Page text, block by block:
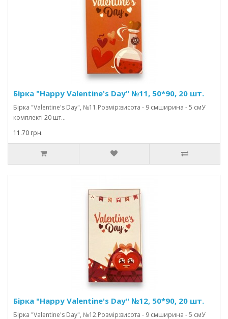
Бірка "Happy Valentine's Day" №11, 50*90, 20 шт.
Бірка "Valentine's Day", №11.Розмір:висота - 9 смширина - 5 смУ
комплекті 20 шт...
11.70 грн.
Бірка "Happy Valentine's Day" №12, 50*90, 20 шт.
Бірка "Valentine's Day", №12.Розмір:висота - 9 смширина - 5 смУ